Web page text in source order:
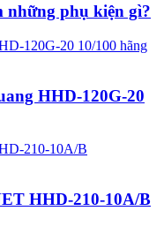
những phụ kiện gì?
HHD-120G-20
HHD-210-10A/B